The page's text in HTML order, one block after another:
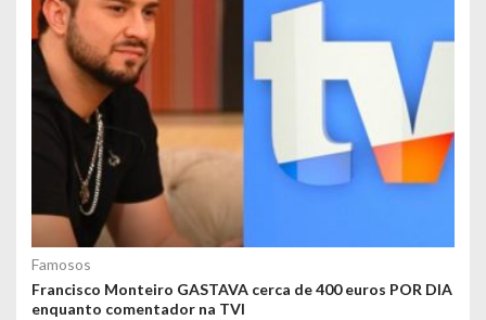
Famosos
Francisco Monteiro GASTAVA cerca de 400 euros POR DIA
enquanto comentador na TVI